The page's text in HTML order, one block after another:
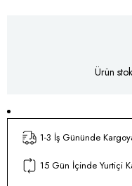
Ürün
1-3 İş Gününde
15 Gün İçinde Yurtiçi